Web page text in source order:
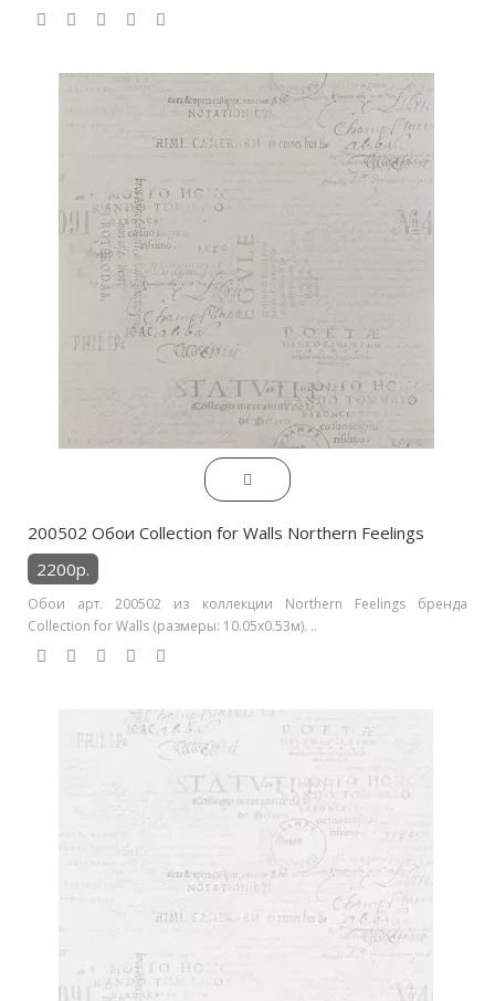
200502 Обои Collection for Walls Northern Feelings
2200р.
Обои арт. 200502 из коллекции Northern Feelings бренда
Collection for Walls (размеры: 10.05х0.53м). ..